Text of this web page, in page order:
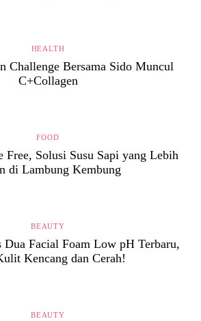
HEALTH
Challenge Bersama Sido Muncul
C+Collagen
FOOD
Solusi Susu Sapi yang Lebih
di Lambung Kembung
BEAUTY
Facial Foam Low pH Terbaru,
Kencang dan Cerah!
BEAUTY